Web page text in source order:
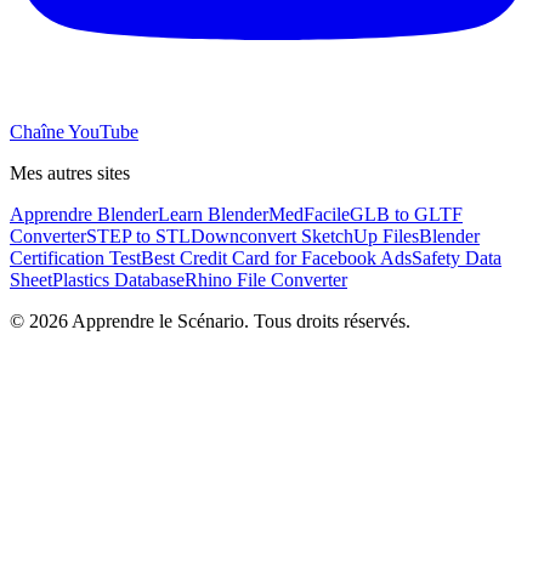
Chaîne YouTube
Mes autres sites
Apprendre BlenderLearn BlenderMedFacileGLB to GLTF
ConverterSTEP to STLDownconvert SketchUp FilesBlender
Certification TestBest Credit Card for Facebook AdsSafety Data
SheetPlastics DatabaseRhino File Converter
© 2026 Apprendre le Scénario. Tous droits réservés.